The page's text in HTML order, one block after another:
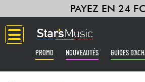
PAYEZ EN 24
PROMO NOUVEAUTÉS GUIDES